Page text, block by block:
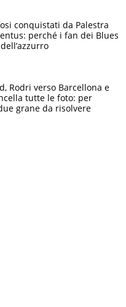
conquistati da Palestra
perché i fan dei Blues
Rodri verso Barcellona e
tutte le foto: per
grane da risolvere